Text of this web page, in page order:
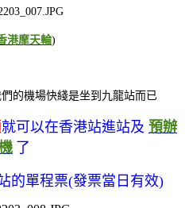
港摩天輪)
的機場快綫是坐到九龍站而已
就可以在香港站進站及 預辦
了
的單程票(發票當日有效)